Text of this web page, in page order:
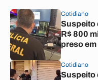
Cotidiano
Suspeito
R$ 800
preso
Cotidiano
Suspeito